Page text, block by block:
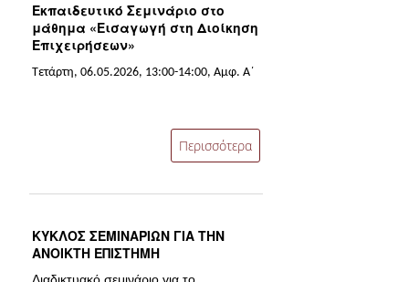
Εκπαιδευτικό Σεμινάριο στο
μάθημα «Εισαγωγή στη Διοίκηση
Επιχειρήσεων»
Τετάρτη, 06.05.2026, 13:00-14:00, Αμφ. Α΄
Περισσότερα
ΚΥΚΛΟΣ ΣΕΜΙΝΑΡΙΩΝ ΓΙΑ ΤΗΝ
ΑΝΟΙΚΤΗ ΕΠΙΣΤΗΜΗ